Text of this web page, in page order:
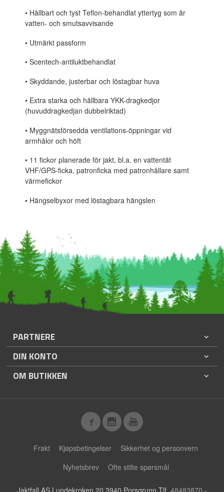
• Hållbart och tyst Teflon-behandlat yttertyg som är
vatten- och smutsavvisande
• Utmärkt passform
• Scentech-antiluktbehandlat
• Skyddande, justerbar och löstagbar huva
• Extra starka och hållbara YKK-dragkedjor
(huvuddragkedjan dubbelriktad)
• Myggnätsförsedda ventilations-öppningar vid
armhålor och höft
• 11 fickor planerade för jakt, bl.a. en vattentät
VHF/GPS-ficka, patronficka med patronhållare samt
värmefickor
• Hängselbyxor med löstagbara hängslen
PARTNERE
DIN KONTO
OM BUTIKKEN
Frakt Kjøpsbetingelser
Sikkerhet og personvern
Nyhetsbrev
Ofte stilte spørsmål
Jaktfall AS Lundekroken 20 3940 Porsgrunn Tlf. 48483870 -